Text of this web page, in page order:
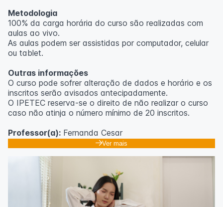
Metodologia
100% da carga horária do curso são realizadas com
aulas ao vivo.
As aulas podem ser assistidas por computador, celular
ou tablet.
Outras informações
O curso pode sofrer alteração de dados e horário e os
inscritos serão avisados ​​antecipadamente.
O IPETEC reserva-se o direito de não realizar o curso
caso não atinja o número mínimo de 20 inscritos.
Professor(a): Fernanda Cesar
Ver mais